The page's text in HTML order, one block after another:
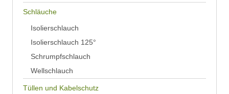
Schläuche
Isolierschlauch
Isolierschlauch 125°
Schrumpfschlauch
Wellschlauch
Tüllen und Kabelschutz